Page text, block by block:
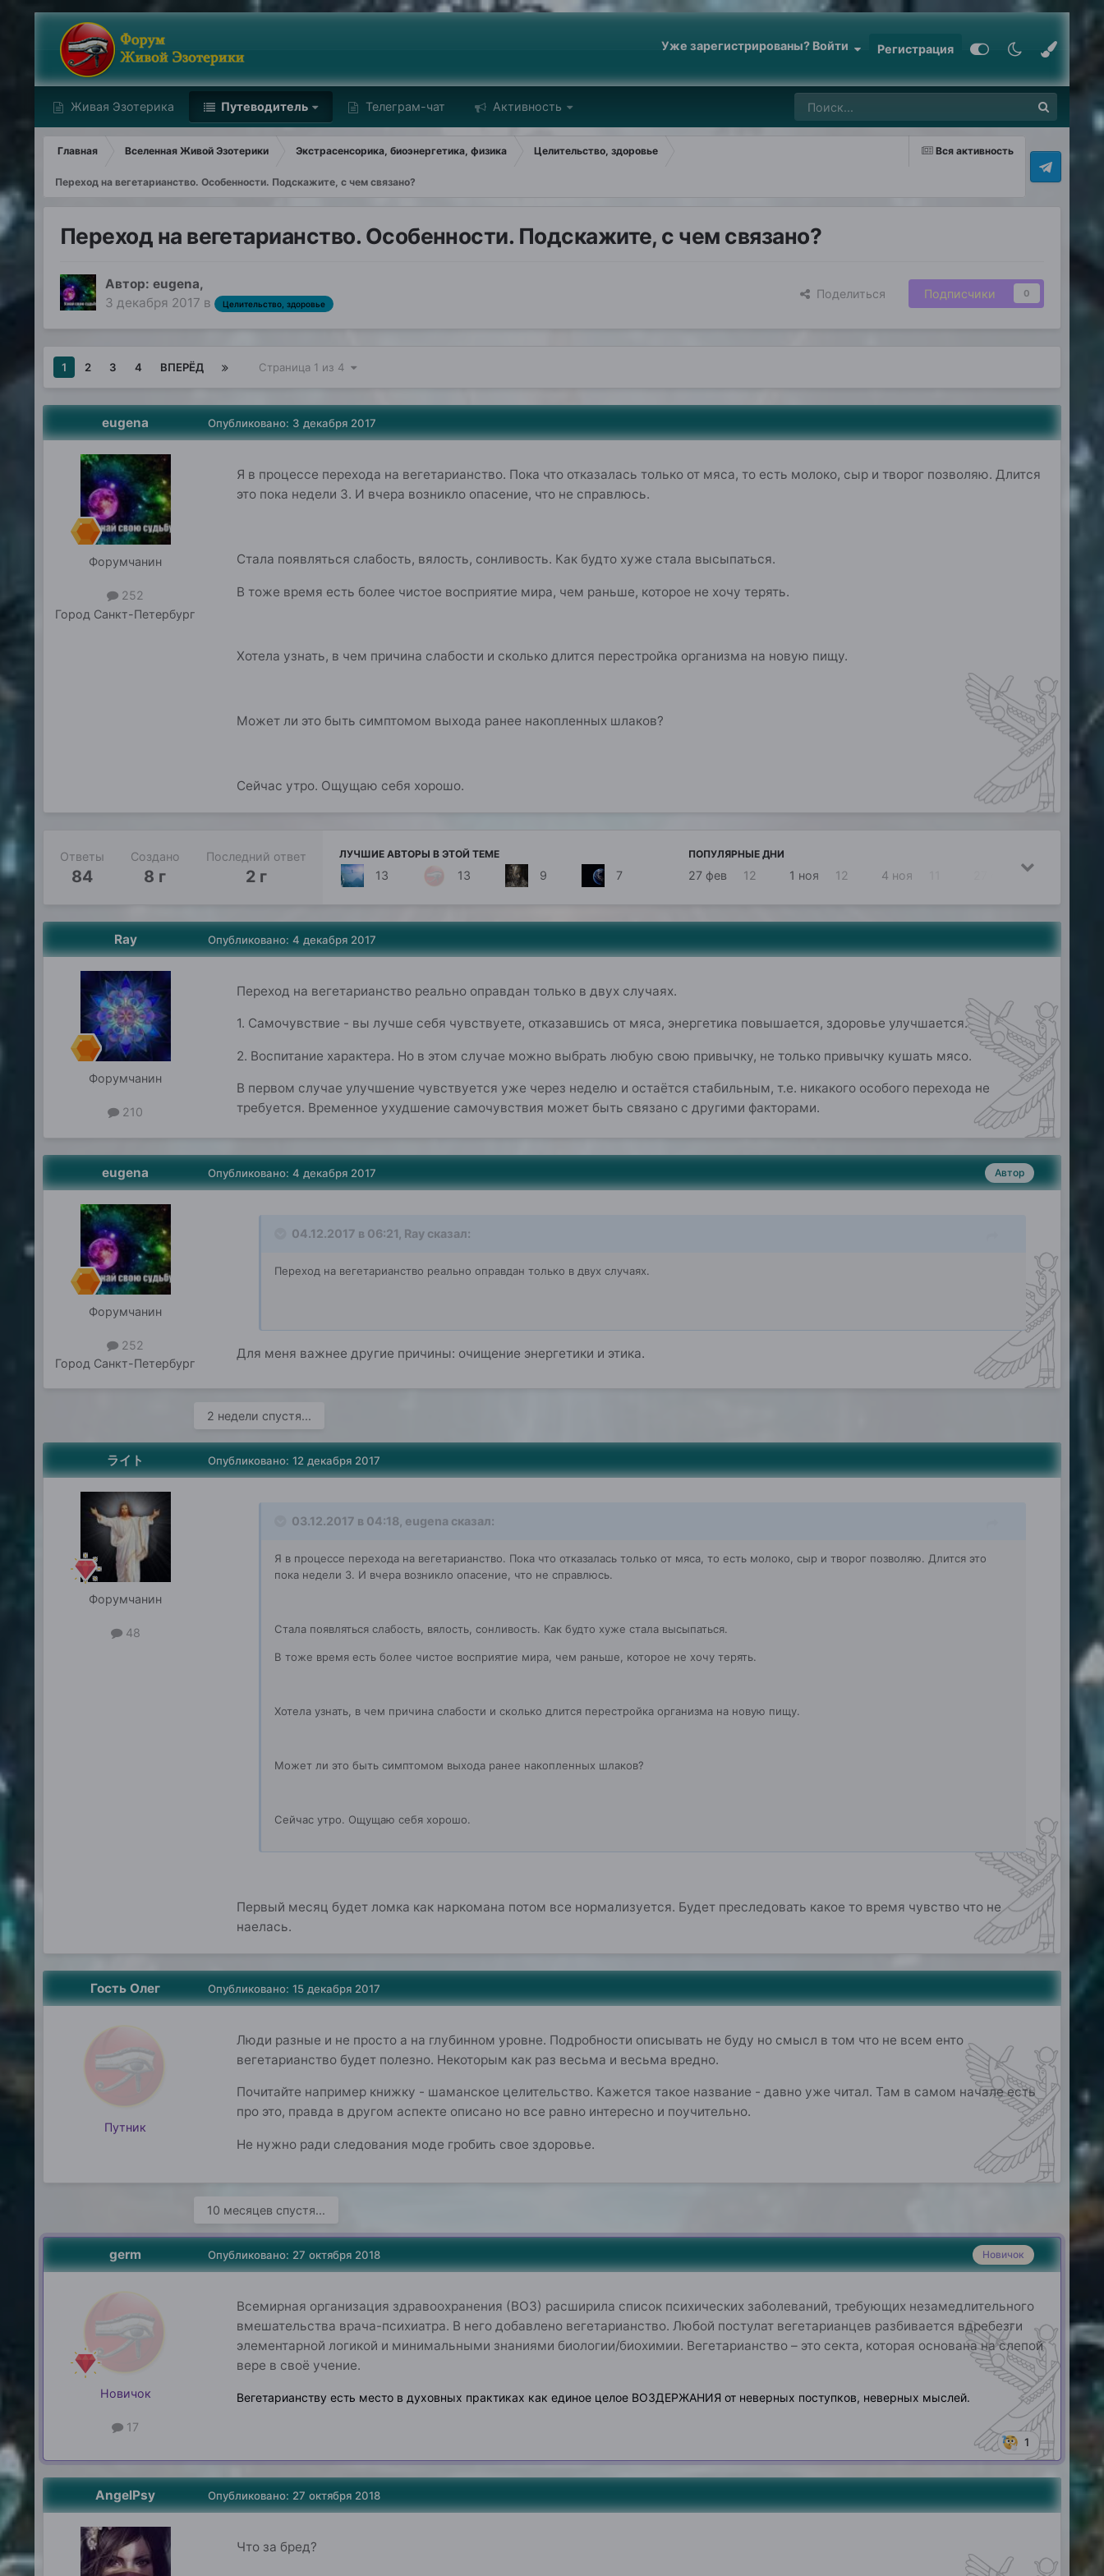
Уже зарегистрированы? Войти Регистрация
Живая Эзотерика Путеводитель Телеграм-чат Активность
Вся активность
Главная Вселенная Живой Эзотерики Экстрасенсорика, биоэнергетика, физика Целительство, здоровье
Переход на вегетарианство. Особенности. Подскажите, с чем связано?
Переход на вегетарианство. Особенности. Подскажите, с чем связано?
Автор: eugena,
3 декабря 2017 в Целительство, здоровье
Поделиться Подписчики 0
1 2 3 4 ВПЕРЁД Страница 1 из 4
eugena
Форумчанин
252
Город Санкт-Петербург
Опубликовано: 3 декабря 2017
Я в процессе перехода на вегетарианство. Пока что отказалась только от мяса, то есть молоко, сыр и творог позволяю. Длится
это пока недели 3. И вчера возникло опасение, что не справлюсь.
Стала появляться слабость, вялость, сонливость. Как будто хуже стала высыпаться.
В тоже время есть более чистое восприятие мира, чем раньше, которое не хочу терять.
Хотела узнать, в чем причина слабости и сколько длится перестройка организма на новую пищу.
Может ли это быть симптомом выхода ранее накопленных шлаков?
Сейчас утро. Ощущаю себя хорошо.
Ответы
84
Создано
8 г
Последний ответ
2 г
ЛУЧШИЕ АВТОРЫ В ЭТОЙ ТЕМЕ
13 13 9 7
ПОПУЛЯРНЫЕ ДНИ
27 фев 12 1 ноя 12 4 ноя 6
Ray
Форумчанин
210
Опубликовано: 4 декабря 2017
Переход на вегетарианство реально оправдан только в двух случаях.
1. Самочувствие - вы лучше себя чувствуете, отказавшись от мяса, энергетика повышается, здоровье улучшается.
2. Воспитание характера. Но в этом случае можно выбрать любую свою привычку, не только привычку кушать мясо.
В первом случае улучшение чувствуется уже через неделю и остаётся стабильным, т.е. никакого особого перехода не
требуется. Временное ухудшение самочувствия может быть связано с другими факторами.
eugena
Форумчанин
252
Город Санкт-Петербург
Автор
Опубликовано: 4 декабря 2017
04.12.2017 в 06:21, Ray сказал:
Переход на вегетарианство реально оправдан только в двух случаях.
Для меня важнее другие причины: очищение энергетики и этика.
2 недели спустя...
ライト
Форумчанин
48
Опубликовано: 12 декабря 2017
03.12.2017 в 04:18, eugena сказал:
Я в процессе перехода на вегетарианство. Пока что отказалась только от мяса, то есть молоко, сыр и творог позволяю. Длится это
пока недели 3. И вчера возникло опасение, что не справлюсь.
Стала появляться слабость, вялость, сонливость. Как будто хуже стала высыпаться.
В тоже время есть более чистое восприятие мира, чем раньше, которое не хочу терять.
Хотела узнать, в чем причина слабости и сколько длится перестройка организма на новую пищу.
Может ли это быть симптомом выхода ранее накопленных шлаков?
Сейчас утро. Ощущаю себя хорошо.
Первый месяц будет ломка как наркомана потом все нормализуется. Будет преследовать какое то время чувство что не
наелась.
Гость Oлег
Путник
Опубликовано: 15 декабря 2017
Люди разные и не просто а на глубинном уровне. Подробности описывать не буду но смысл в том что не всем енто
вегетарианство будет полезно. Некоторым как раз весьма и весьма вредно.
Почитайте например книжку - шаманское целительство. Кажется такое название - давно уже читал. Там в самом начале есть
про это, правда в другом аспекте описано но все равно интересно и поучительно.
Не нужно ради следования моде гробить свое здоровье.
10 месяцев спустя...
germ
Новичок
17
Новичок
Опубликовано: 27 октября 2018
Всемирная организация здравоохранения (ВОЗ) расширила список психических заболеваний, требующих незамедлительного
вмешательства врача-психиатра. В него добавлено вегетарианство. Любой постулат вегетарианцев разбивается вдребезги
элементарной логикой и минимальными знаниями биологии/биохимии. Вегетарианство – это секта, которая основана на слепой
вере в своё учение.
Вегетарианству есть место в духовных практиках как единое целое ВОЗДЕРЖАНИЯ от неверных поступков, неверных мыслей.
1
AngelPsy Опубликовано: 27 октября 2018
Что за бред?